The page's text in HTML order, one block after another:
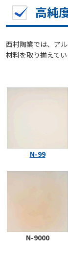
高純
西村陶業では、ア
材料を取り揃えてい
N-99
N-9000